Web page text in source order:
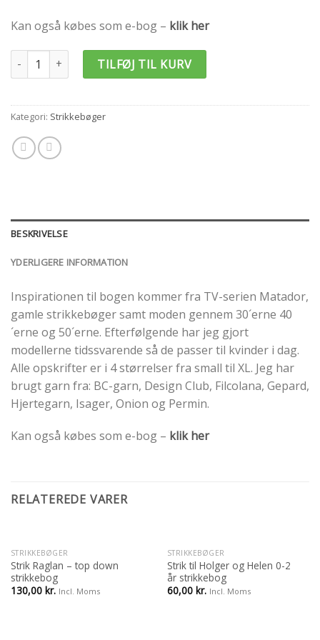
Kan også købes som e-bog – klik her
Strik fra tiden - til tiden strikkebog antal
TILFØJ TIL KURV
Kategori: Strikkebøger
BESKRIVELSE
YDERLIGERE INFORMATION
Inspirationen til bogen kommer fra TV-serien Matador,
gamle strikkebøger samt moden gennem 30´erne 40
´erne og 50´erne. Efterfølgende har jeg gjort
modellerne tidssvarende så de passer til kvinder i dag.
Alle opskrifter er i 4 størrelser fra small til XL. Jeg har
brugt garn fra: BC-garn, Design Club, Filcolana, Gepard,
Hjertegarn, Isager, Onion og Permin.
Kan også købes som e-bog – klik her
RELATEREDE VARER
STRIKKEBØGER
Strik Raglan – top down
strikkebog
130,00 kr. Incl. Moms
STRIKKEBØGER
Strik til Holger og Helen 0-2
år strikkebog
60,00 kr. Incl. Moms